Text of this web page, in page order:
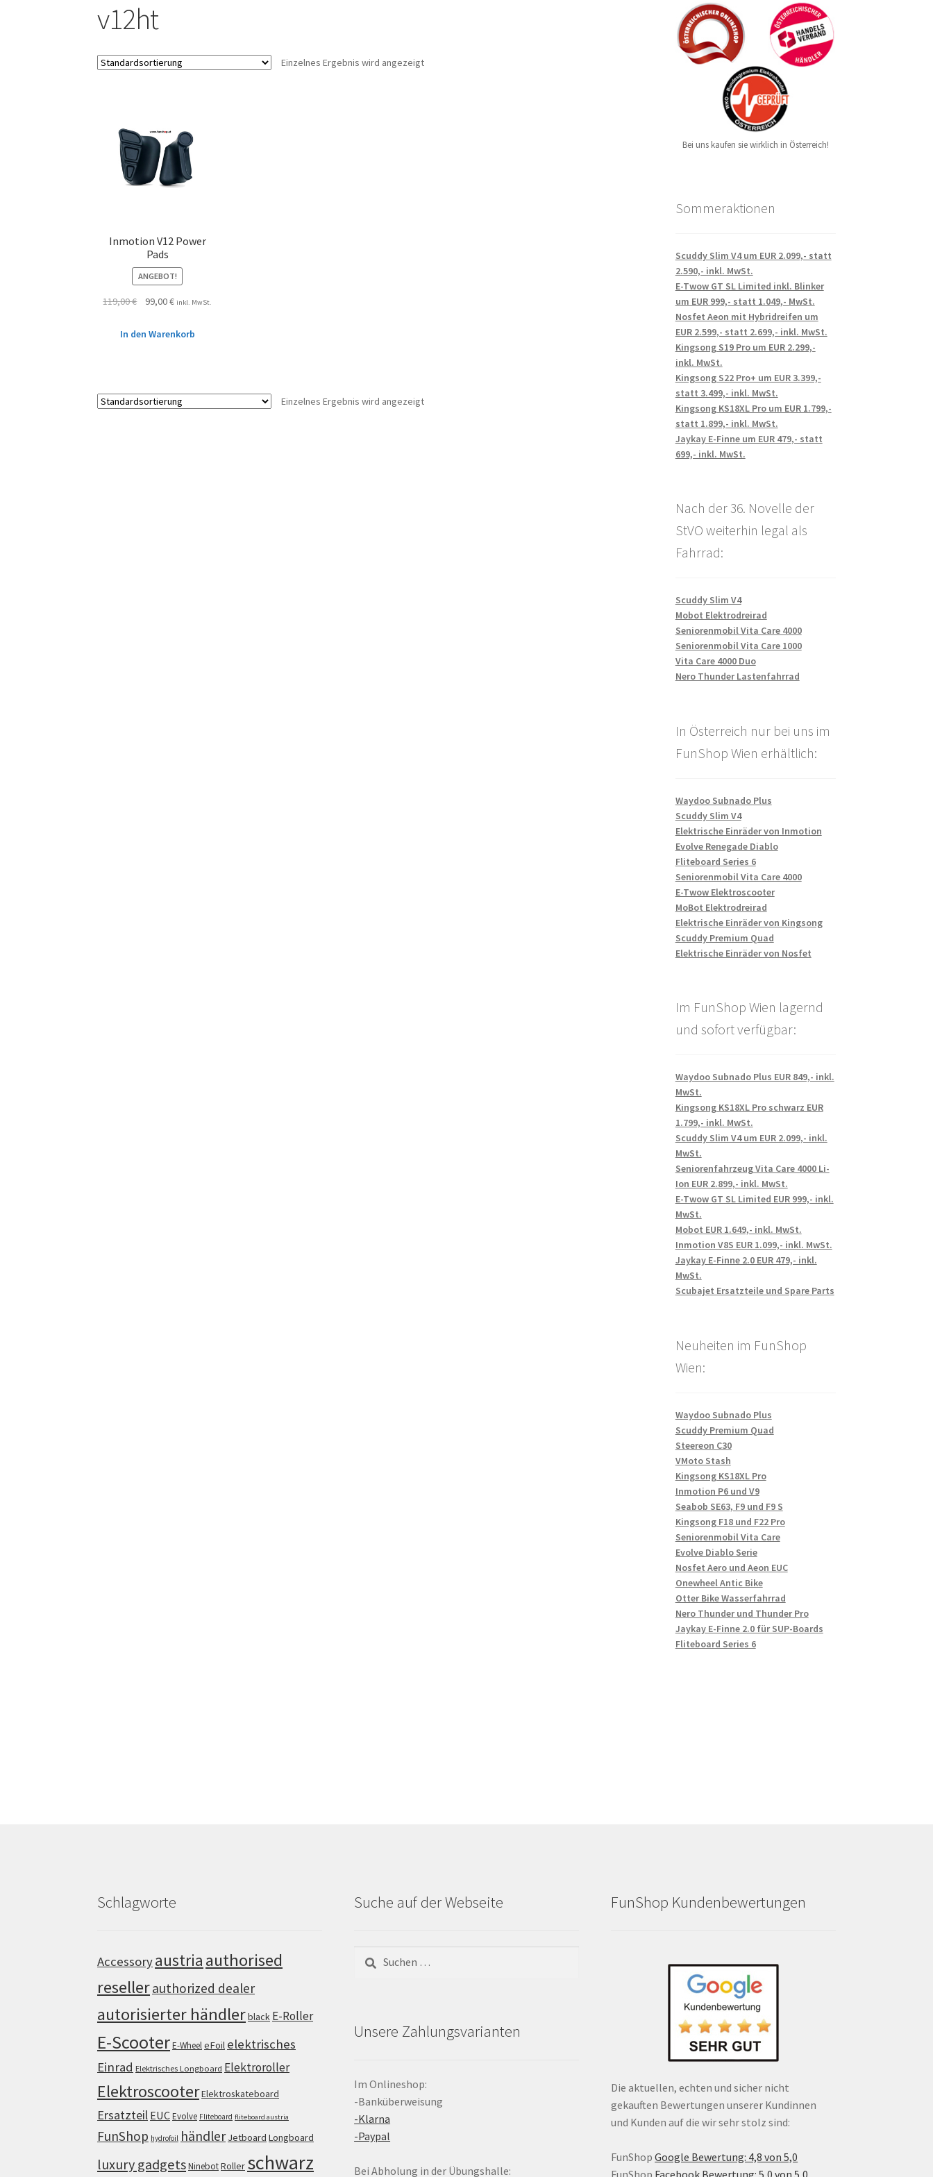
v12ht
Einzelnes Ergebnis wird angezeigt
Inmotion V12 Power
Pads
ANGEBOT!
119,00€ 99,00€ inkl. MwSt.
In den Warenkorb
Einzelnes Ergebnis wird angezeigt
Bei uns kaufen sie wirklich in Österreich!
Sommeraktionen
Scuddy Slim V4 um EUR 2.099,- statt
2.590,- inkl. MwSt.
E-Twow GT SL Limited inkl. Blinker
um EUR 999,- statt 1.049,- MwSt.
Nosfet Aeon mit Hybridreifen um
EUR 2.599,- statt 2.699,- inkl. MwSt.
Kingsong S19 Pro um EUR 2.299,-
inkl. MwSt.
Kingsong S22 Pro+ um EUR 3.399,-
statt 3.499,- inkl. MwSt.
Kingsong KS18XL Pro um EUR 1.799,-
statt 1.899,- inkl. MwSt.
Jaykay E-Finne um EUR 479,- statt
699,- inkl. MwSt.
Nach der 36. Novelle der
StVO weiterhin legal als
Fahrrad:
Scuddy Slim V4
Mobot Elektrodreirad
Seniorenmobil Vita Care 4000
Seniorenmobil Vita Care 1000
Vita Care 4000 Duo
Nero Thunder Lastenfahrrad
In Österreich nur bei uns im
FunShop Wien erhältlich:
Waydoo Subnado Plus
Scuddy Slim V4
Elektrische Einräder von Inmotion
Evolve Renegade Diablo
Fliteboard Series 6
Seniorenmobil Vita Care 4000
E-Twow Elektroscooter
MoBot Elektrodreirad
Elektrische Einräder von Kingsong
Scuddy Premium Quad
Elektrische Einräder von Nosfet
Im FunShop Wien lagernd
und sofort verfügbar:
Waydoo Subnado Plus EUR 849,- inkl.
MwSt.
Kingsong KS18XL Pro schwarz EUR
1.799,- inkl. MwSt.
Scuddy Slim V4 um EUR 2.099,- inkl.
MwSt.
Seniorenfahrzeug Vita Care 4000 Li-
Ion EUR 2.899,- inkl. MwSt.
E-Twow GT SL Limited EUR 999,- inkl.
MwSt.
Mobot EUR 1.649,- inkl. MwSt.
Inmotion V8S EUR 1.099,- inkl. MwSt.
Jaykay E-Finne 2.0 EUR 479,- inkl.
MwSt.
Scubajet Ersatzteile und Spare Parts
Neuheiten im FunShop
Wien:
Waydoo Subnado Plus
Scuddy Premium Quad
Steereon C30
VMoto Stash
Kingsong KS18XL Pro
Inmotion P6 und V9
Seabob SE63, F9 und F9 S
Kingsong F18 und F22 Pro
Seniorenmobil Vita Care
Evolve Diablo Serie
Nosfet Aero und Aeon EUC
Onewheel Antic Bike
Otter Bike Wasserfahrrad
Nero Thunder und Thunder Pro
Jaykay E-Finne 2.0 für SUP-Boards
Fliteboard Series 6
Schlagworte
Accessoryaustria authorised
resellerauthorized dealer
autorisierter händlerblack E-Roller
E-ScooterE-WheeleFoil elektrisches
Einrad Elektrisches Longboard Elektroroller
ElektroscooterElektroskateboard
Ersatzteil EUCEvolve Fliteboard fliteboard austria
FunShop hydrofoil händler Jetboard Longboard
luxury gadgetsNinebotRoller schwarz
Suche auf der Webseite
nach:
Unsere Zahlungsvarianten
Im Onlineshop:
-Banküberweisung
-Klarna
-Paypal
Bei Abholung in der Übungshalle:
FunShop Kundenbewertungen
Die aktuellen, echten und sicher nicht
gekauften Bewertungen unserer Kundinnen
und Kunden auf die wir sehr stolz sind:
FunShop Google Bewertung: 4,8 von 5,0
FunShop Facebook Bewertung: 5,0 von 5,0